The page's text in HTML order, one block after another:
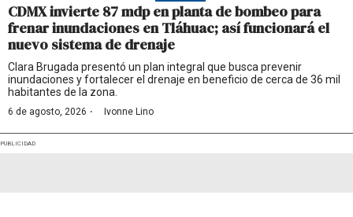
CDMX invierte 87 mdp en planta de bombeo para
frenar inundaciones en Tláhuac; así funcionará el
nuevo sistema de drenaje
Clara Brugada presentó un plan integral que busca prevenir
inundaciones y fortalecer el drenaje en beneficio de cerca de 36 mil
habitantes de la zona.
6 de agosto, 2026 · Ivonne Lino
PUBLICIDAD